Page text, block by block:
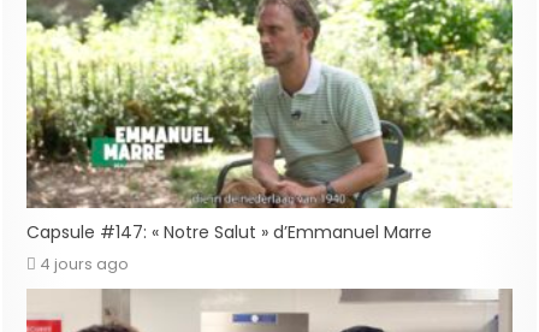
Capsule #147: « Notre Salut » d’Emmanuel Marre
4 jours ago